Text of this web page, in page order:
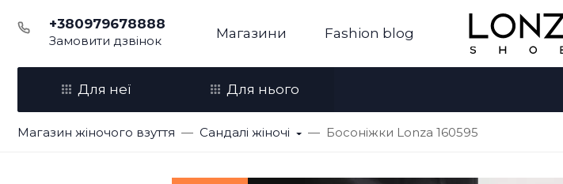
+380979678888
Замовити дзвінок Магазини Fashion blog
Для неї Для нього
Магазин жіночого взуття Сандалі жіночі Босоніжки Lonza 160595